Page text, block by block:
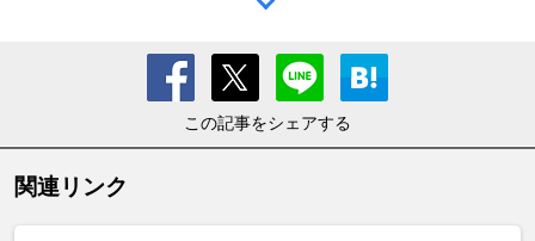
この記事をシェアする
関連リンク